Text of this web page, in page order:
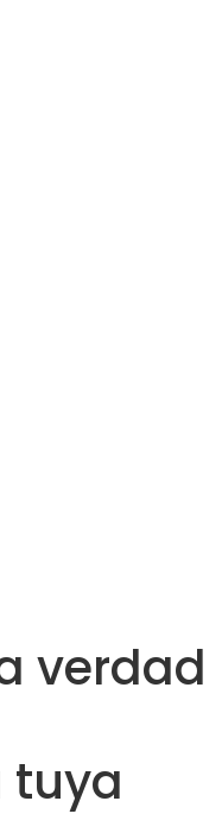
verdad
tuya